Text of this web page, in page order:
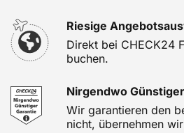
Riesige
Direkt bei CHECK24
buchen.
Nirgendwo
Wir garantieren den
nicht, übernehmen